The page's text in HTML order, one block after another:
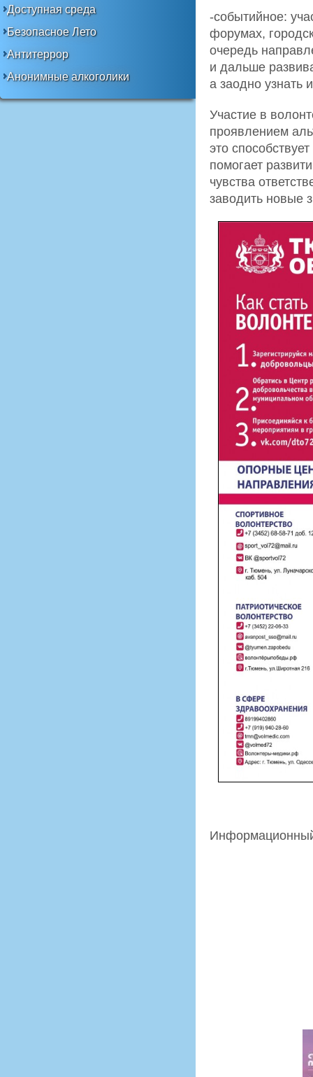
-событийное:
форумах,
очередь
и дальше
а заодно узнать
Участие в
проявлением
это
помогает
чувства
заводить новые
Доступная среда
Безопасное Лето
Антитеррор
Анонимные алкоголики